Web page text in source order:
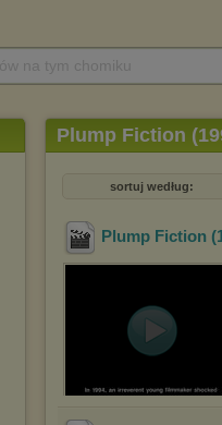
Plump Fiction
sortuj według:
Plump Fiction